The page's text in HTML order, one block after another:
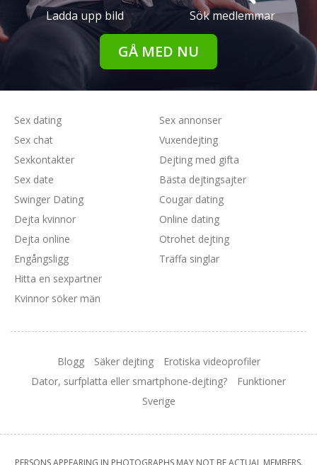
Ladda upp bild Sök medlemmar
GÅ MED NU
Sex dating
Sex chat
Sexkontakter
Sex date
Swinger Dating
Sex annonser
Vuxendejting
Dejting med gifta
Bästa dejtingsajter
Cougar dating
Dejta kvinnor
Dejta online
Engångsligg
Hitta en sexpartner
Kvinnor söker män
Online dating
Otrohet dejting
Träffa singlar
Blogg Säker dejting
Erotiska videoprofiler
Dator, surfplatta eller smartphone-dejting?
Funktioner
Sverige
PERSONS APPEARING IN PHOTOGRAPHS MAY NOT BE ACTUAL MEMBERS.